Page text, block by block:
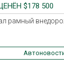
$178 500
рамный